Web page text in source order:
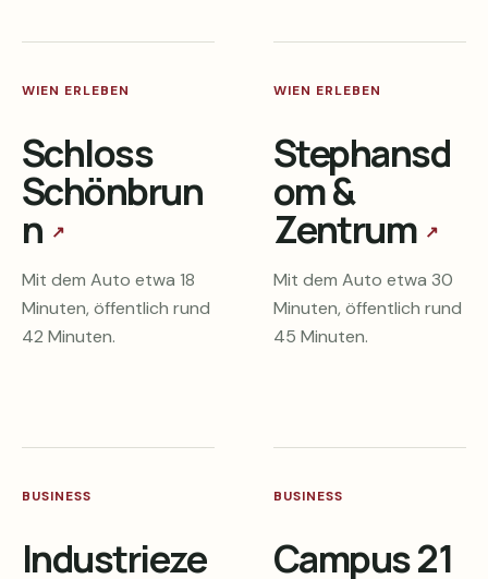
WIEN ERLEBEN
Schloss
Schönbrun
n ↗
Mit dem Auto etwa 18
Minuten, öffentlich rund
42 Minuten.
WIEN ERLEBEN
Stephansd
om &
Zentrum ↗
Mit dem Auto etwa 30
Minuten, öffentlich rund
45 Minuten.
BUSINESS
Industrieze
BUSINESS
Campus 21